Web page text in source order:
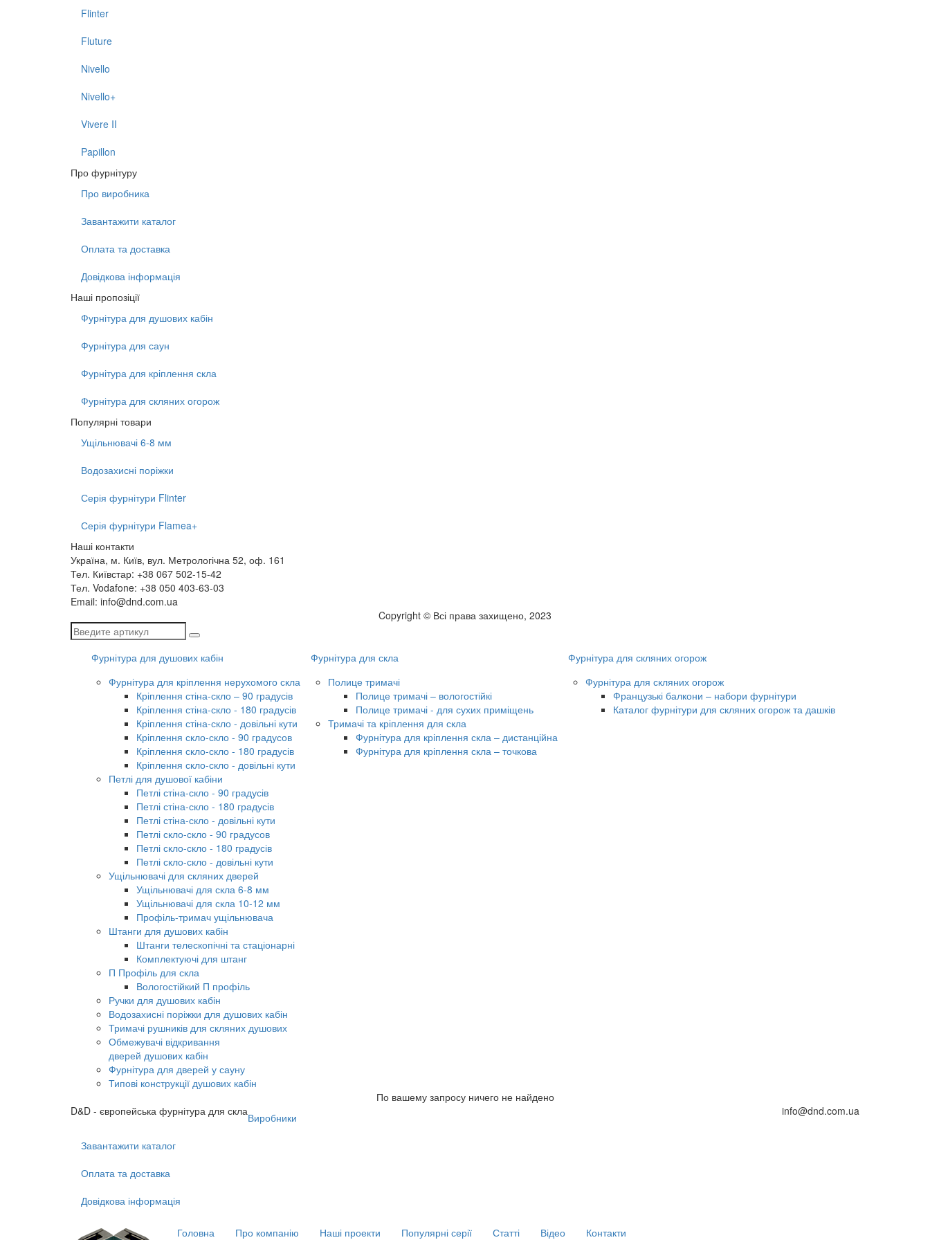
Flinter
Fluture
Nivello
Nivello+
Vivere II
Papillon
Про фурнітуру
Про виробника
Завантажити каталог
Оплата та доставка
Довідкова інформація
Наші пропозіції
Фурнітура для душових кабін
Фурнітура для саун
Фурнітура для кріплення скла
Фурнітура для скляних огорож
Популярні товари
Ущільнювачі 6-8 мм
Водозахисні поріжки
Серія фурнітури Flinter
Серія фурнітури Flamea+
Наші контакти
Україна, м. Київ, вул. Метрологічна 52, оф. 161
Тел. Київстар: +38 067 502-15-42
Тел. Vodafone: +38 050 403-63-03
Email: info@dnd.com.ua
Copyright © Всі права захищено, 2023
Фурнітура для душових кабін
Фурнітура для кріплення нерухомого скла
Кріплення стіна-скло – 90 градусів
Кріплення стіна-скло - 180 градусів
Кріплення стіна-скло - довільні кути
Кріплення скло-скло - 90 градусов
Кріплення скло-скло - 180 градусів
Кріплення скло-скло - довільні кути
Петлі для душової кабіни
Петлі стіна-скло - 90 градусів
Петлі стіна-скло - 180 градусів
Петлі стіна-скло - довільні кути
Петлі скло-скло - 90 градусов
Петлі скло-скло - 180 градусів
Петлі скло-скло - довільні кути
Ущільнювачі для скляних дверей
Ущільнювачі для скла 6-8 мм
Ущільнювачі для скла 10-12 мм
Профіль-тримач ущільнювача
Штанги для душових кабін
Штанги телескопічні та стаціонарні
Комплектуючі для штанг
П Профіль для скла
Вологостійкий П профіль
Ручки для душових кабін
Водозахисні поріжки для душових кабін
Тримачі рушників для скляних душових
Обмежувачі відкривання
дверей душових кабін
Фурнітура для дверей у сауну
Типові конструкції душових кабін
Фурнітура для скла
Полице тримачі
Полице тримачі – вологостійкі
Полице тримачі - для сухих приміщень
Тримачі та кріплення для скла
Фурнітура для кріплення скла – дистанційна
Фурнітура для кріплення скла – точкова
Фурнітура для скляних огорож
Фурнітура для скляних огорож
Французькі балкони – набори фурнітури
Каталог фурнітури для скляних огорож та дашків
По вашему запросу ничего не найдено
D&D - європейська фурнітура для скла
info@dnd.com.ua
Виробники
Завантажити каталог
Оплата та доставка
Довідкова інформація
Головна Про компанію Наші проекти Популярні серії Статті Відео Контакти